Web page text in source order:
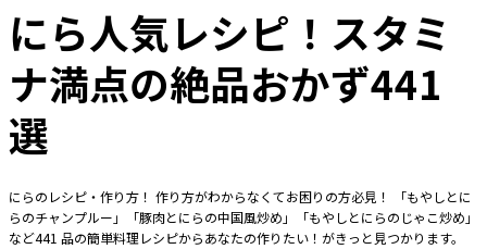
にら人気レシピ！スタミ
ナ満点の絶品おかず441
選
にらのレシピ・作り方！ 作り方がわからなくてお困りの方必見！ 「もやしとに
らのチャンプルー」「豚肉とにらの中国風炒め」「もやしとにらのじゃこ炒め」
など441 品の簡単料理レシピからあなたの作りたい！がきっと見つかります。